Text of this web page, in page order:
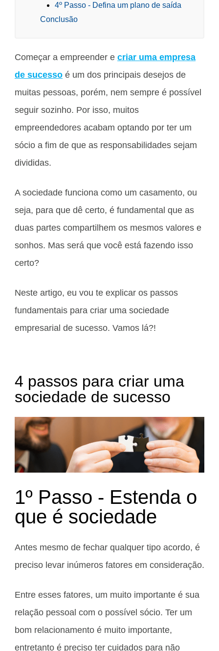
4º Passo - Defina um plano de saída
Conclusão
Começar a empreender e criar uma empresa
de sucesso é um dos principais desejos de
muitas pessoas, porém, nem sempre é possível
seguir sozinho. Por isso, muitos
empreendedores acabam optando por ter um
sócio a fim de que as responsabilidades sejam
divididas.
A sociedade funciona como um casamento, ou
seja, para que dê certo, é fundamental que as
duas partes compartilhem os mesmos valores e
sonhos. Mas será que você está fazendo isso
certo?
Neste artigo, eu vou te explicar os passos
fundamentais para criar uma sociedade
empresarial de sucesso. Vamos lá?!
4 passos para criar uma
sociedade de sucesso
1º Passo - Estenda o
que é sociedade
Antes mesmo de fechar qualquer tipo acordo, é
preciso levar inúmeros fatores em consideração.
Entre esses fatores, um muito importante é sua
relação pessoal com o possível sócio. Ter um
bom relacionamento é muito importante,
entretanto é preciso ter cuidados para não